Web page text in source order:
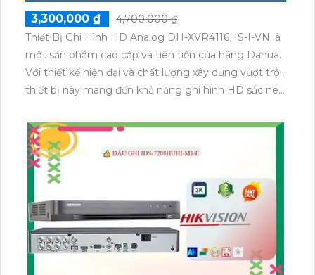
3,300,000 ₫
4,700,000 ₫
Thiết Bị Ghi Hình HD Analog DH-XVR4116HS-I-VN là
một sản phẩm cao cấp và tiên tiến của hãng Dahua.
Với thiết kế hiện đại và chất lượng xây dựng vượt trội,
thiết bị này mang đến khả năng ghi hình HD sắc nét
trợ công nghệ ghi hình H.264+/H.264, cho phép
người dùng lưu trữ dữ liệu một cách hiệu quả và tiết
kiệm không gian đĩa cứng. Với khả năng kết nối với
các camera analog, IP hoặc HDCVI, XVR này rất linh
hoạt và đáng tin cậy.Tính năng thông minh và tiên
tiến là điểm mạnh của sản phẩm. Nó có thể nhận
diện và phân tích chuyển động, cho phép người
dùng ghi hình chỉ khi có sự kiện xảy ra, giúp giảm tải